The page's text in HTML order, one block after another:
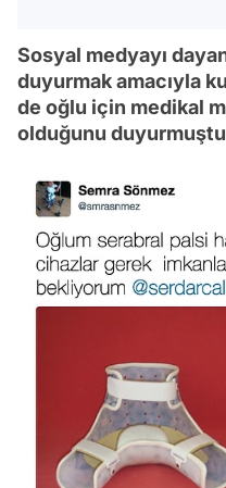
Sosyal medyayı
duyurmak amacıyla
de oğlu için medikal
olduğunu